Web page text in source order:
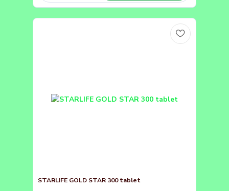
STARLIFE GOLD STAR 300 tablet